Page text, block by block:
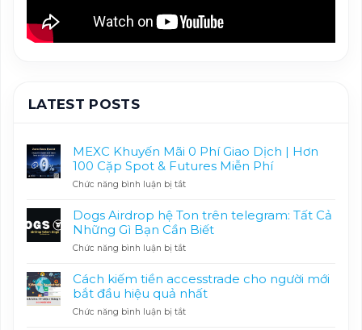
LATEST POSTS
MEXC Khuyến Mãi 0 Phí Giao Dịch | Hơn
100 Cặp Spot & Futures Miễn Phí
Chức năng bình luận bị tắtở
Khuyến
Mãi
0
Phí
|
Hơn
100
Dogs Airdrop hệ Ton trên telegram: Tất Cả
Những Gì Bạn Cần Biết
Chức năng bình luận bị tắtở
Airdrop
hệ
Ton
trên
Cách kiếm tiền accesstrade cho người mới
bắt đầu hiệu quả nhất
Chức năng bình luận bị tắtở